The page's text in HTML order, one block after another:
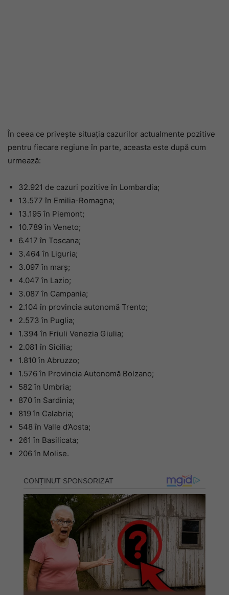
În ceea ce privește situația cazurilor actualmente pozitive
pentru fiecare regiune în parte, aceasta este după cum
urmează:
32.921 de cazuri pozitive în Lombardia;
13.577 în Emilia-Romagna;
13.195 în Piemont;
10.789 în Veneto;
6.417 în Toscana;
3.464 în Liguria;
3.097 în marș;
4.047 în Lazio;
3.087 în Campania;
2.104 în provincia autonomă Trento;
2.573 în Puglia;
1.394 în Friuli Venezia Giulia;
2.081 în Sicilia;
1.810 în Abruzzo;
1.576 în Provincia Autonomă Bolzano;
582 în Umbria;
870 în Sardinia;
819 în Calabria;
548 în Valle d’Aosta;
261 în Basilicata;
206 în Molise.